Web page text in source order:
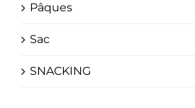
Pâques
Sac
SNACKING